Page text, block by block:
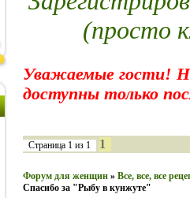
(просто
Уважаемые гости!
доступны только
Страница 1 из 1 1
Форум для женщин » Все, все, все
Спасибо за "Рыбу в кунжуте"